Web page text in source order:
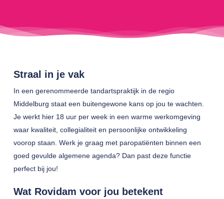
Straal in je vak
In een gerenommeerde tandartspraktijk in de regio
Middelburg staat een buitengewone kans op jou te wachten.
Je werkt hier 18 uur per week in een warme werkomgeving
waar kwaliteit, collegialiteit en persoonlijke ontwikkeling
voorop staan. Werk je graag met paropatiënten binnen een
goed gevulde algemene agenda? Dan past deze functie
perfect bij jou!
Wat Rovidam voor jou betekent